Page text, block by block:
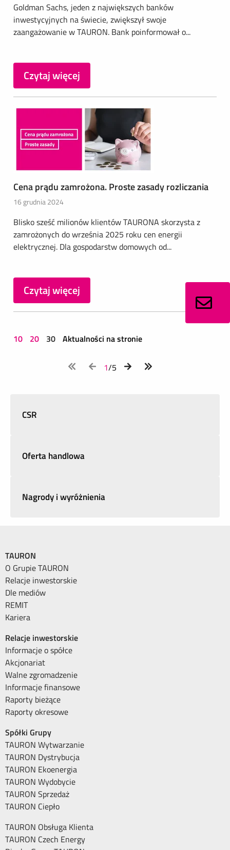
Goldman Sachs, jeden z największych banków
inwestycyjnych na świecie, zwiększył swoje
zaangażowanie w TAURON. Bank poinformował o...
Czytaj więcej
Cena prądu zamrożona. Proste zasady rozliczania
16 grudnia 2024
Blisko sześć milionów klientów TAURONA skorzysta z
zamrożonych do września 2025 roku cen energii
elektrycznej. Dla gospodarstw domowych od...
Czytaj więcej
10 20 30 Aktualności na stronie
1/5
CSR
Oferta handlowa
Nagrody i wyróżnienia
TAURON
O Grupie TAURON
Relacje inwestorskie
Dle mediów
REMIT
Kariera
Relacje inwestorskie
Informacje o spółce
Akcjonariat
Walne zgromadzenie
Informacje finansowe
Raporty bieżące
Raporty okresowe
Spółki Grupy
TAURON Wytwarzanie
TAURON Dystrybucja
TAURON Ekoenergia
TAURON Wydobycie
TAURON Sprzedaż
TAURON Ciepło
TAURON Obsługa Klienta
TAURON Czech Energy